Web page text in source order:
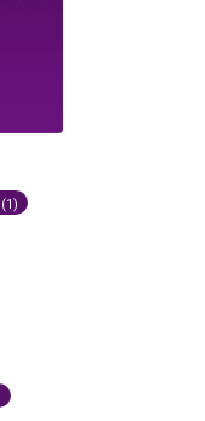
(1)